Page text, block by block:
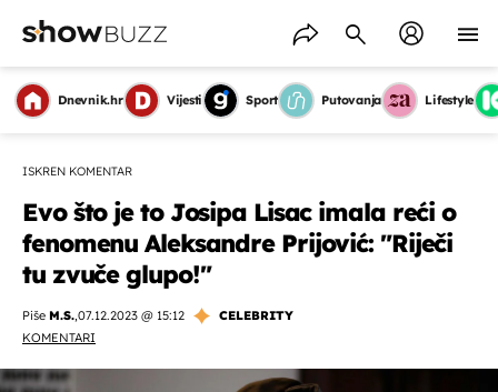
Dnevnik.hr Vijesti Sport Putovanja Lifestyle
ISKREN KOMENTAR
Evo što je to Josipa Lisac imala reći o
fenomenu Aleksandre Prijović: "Riječi
tu zvuče glupo!"
Piše M.S.,07.12.2023 @ 15:12
CELEBRITY
KOMENTARI